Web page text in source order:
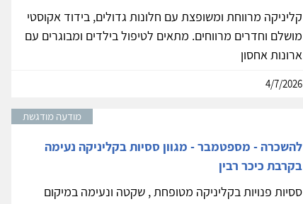
קליניקה מרווחת ומשופצת עם חלונות גדולים, בידוד אקוסטי
מושלם וחדרים מרווחים. מתאים לטיפול בילדים ומבוגרים עם
ארונות אחסון
4/7/2026
מודעה מודגשת
להשכרה - מספטמבר - מגוון ססיות בקליניקה נעימה
בקרבת כיכר רבין
ססיות פנויות בקליניקה מטופחת , שקטה ונעימה במיקום